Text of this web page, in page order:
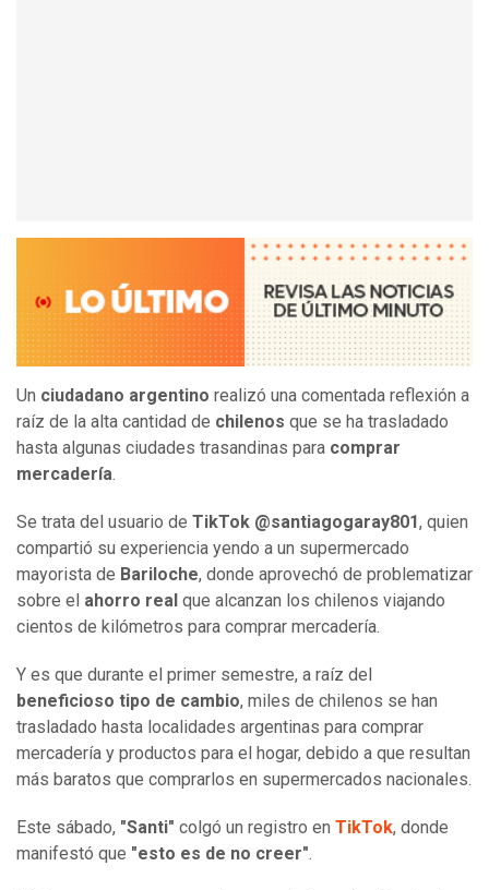
Un ciudadano argentino realizó una comentada reflexión a
raíz de la alta cantidad de chilenos que se ha trasladado
hasta algunas ciudades trasandinas para comprar
mercadería.
Se trata del usuario de TikTok @santiagogaray801, quien
compartió su experiencia yendo a un supermercado
mayorista de Bariloche, donde aprovechó de problematizar
sobre el ahorro real que alcanzan los chilenos viajando
cientos de kilómetros para comprar mercadería.
Y es que durante el primer semestre, a raíz del
beneficioso tipo de cambio, miles de chilenos se han
trasladado hasta localidades argentinas para comprar
mercadería y productos para el hogar, debido a que resultan
más baratos que comprarlos en supermercados nacionales.
Este sábado, "Santi" colgó un registro en TikTok, donde
manifestó que "esto es de no creer".